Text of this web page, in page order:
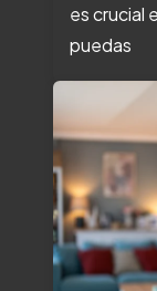
es crucial
puedas